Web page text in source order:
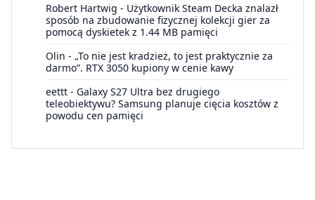
Robert Hartwig - Użytkownik Steam Decka znalazł
sposób na zbudowanie fizycznej kolekcji gier za
pomocą dyskietek z 1.44 MB pamięci
Olin - „To nie jest kradzież, to jest praktycznie za
darmo”. RTX 3050 kupiony w cenie kawy
eettt - Galaxy S27 Ultra bez drugiego
teleobiektywu? Samsung planuje cięcia kosztów z
powodu cen pamięci